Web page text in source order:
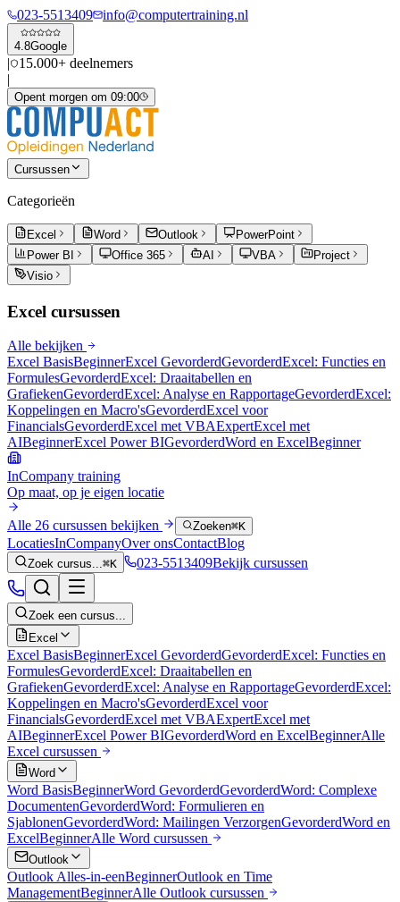
023-5513409 info@computertraining.nl
4.8Google
|
15.000+ deelnemers
|
Opent morgen om 09:00
Cursussen
Categorieën
Excel Word Outlook
PowerPoint
Power BI
Office 365 AI VBA
Project
Visio
Excel cursussen
Alle bekijken
Excel BasisBeginnerExcel GevorderdGevorderdExcel: Functies en
FormulesGevorderdExcel: Draaitabellen en
GrafiekenGevorderdExcel: Analyse en RapportageGevorderdExcel:
Koppelingen en Macro'sGevorderdExcel voor
FinancialsGevorderdExcel met VBAExpertExcel met
AIBeginnerExcel Power BIGevorderdWord en ExcelBeginner
InCompany training
Op maat, op je eigen locatie
Alle 26 cursussen bekijken Zoeken⌘K
LocatiesInCompanyOver onsContactBlog
Zoek cursus...⌘K 023-5513409Bekijk cursussen
Zoek een cursus...
Excel
Excel BasisBeginnerExcel GevorderdGevorderdExcel: Functies en
FormulesGevorderdExcel: Draaitabellen en
GrafiekenGevorderdExcel: Analyse en RapportageGevorderdExcel:
Koppelingen en Macro'sGevorderdExcel voor
FinancialsGevorderdExcel met VBAExpertExcel met
AIBeginnerExcel Power BIGevorderdWord en ExcelBeginnerAlle
Excel cursussen
Word
Word BasisBeginnerWord GevorderdGevorderdWord: Complexe
DocumentenGevorderdWord: Formulieren en
SjablonenGevorderdWord: Mailingen VerzorgenGevorderdWord en
ExcelBeginnerAlle Word cursussen
Outlook
Outlook Alles-in-eenBeginnerOutlook en Time
ManagementBeginnerAlle Outlook cursussen